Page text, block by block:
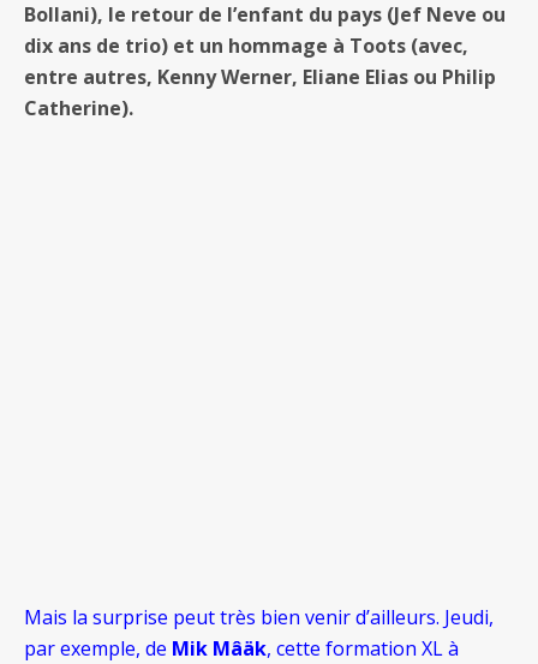
Bollani), le retour de l’enfant du pays (Jef Neve ou
dix ans de trio) et un hommage à Toots (avec,
entre autres, Kenny Werner, Eliane Elias ou Philip
Catherine).
Mais la surprise peut très bien venir d’ailleurs. Jeudi,
par exemple, de Mik Mâäk, cette formation XL à